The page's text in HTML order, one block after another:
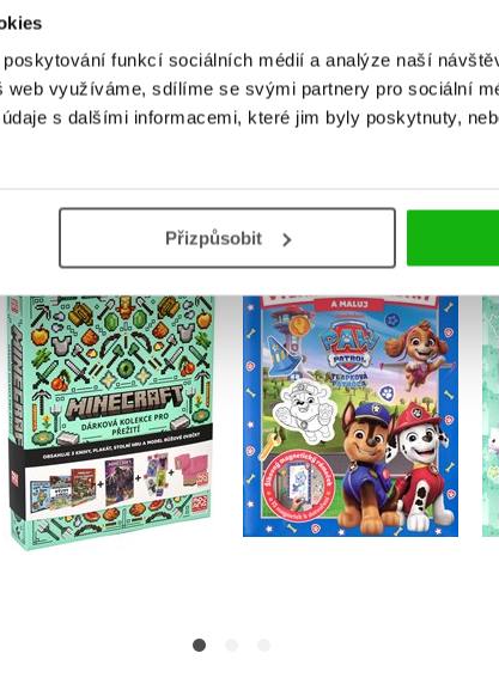
funkcí sociálních médií a analýze naší
web využíváme, sdílíme se svými partnery pro sociální
s dalšími informacemi, které jim byly poskytnuty,
Přizpůsobit
Minecraft - Dárková
kolekce pro přežití
Kolektiv
Do košíku
479 Kč
Tlapková patrola -
Vybarvuj magnetky
Kolektiv
Do košíku